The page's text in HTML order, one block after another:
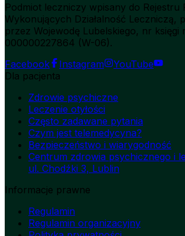
Podmiot leczniczy wpisany do Rejestru
Wykonujących Działalność Leczniczą,
przez Wojewodę Lubelskiego, nr księgi
000000227864 (W-06).
Facebook
Instagram
YouTube
Dla pacjenta
Zdrowie psychiczne
Leczenie otyłości
Często zadawane pytania
Czym jest telemedycyna?
Bezpieczeństwo i wiarygodność
Centrum zdrowia psychicznego i
ul. Chodźki 3, Lublin
Informacje prawne
Regulamin
Regulamin organizacyjny